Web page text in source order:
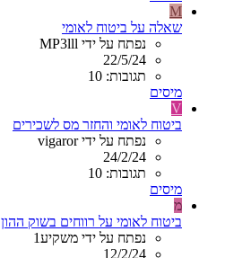
M
שאלה על ביטוח לאומי
נפתח על ידי MP3lll
22/5/24
תגובות: 10
מיסים
V
ביטוח לאומי והחזר מס לשכירים
נפתח על ידי vigaror
24/2/24
תגובות: 10
מיסים
מ
ביטוח לאומי על רווחים בשוק ההון
נפתח על ידי משקיע1
12/2/24